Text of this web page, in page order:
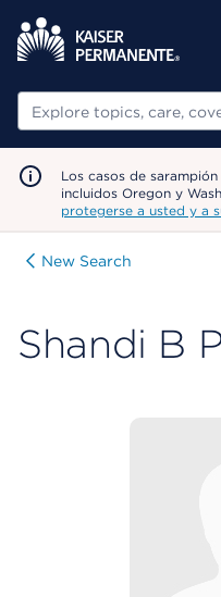
Buscar
Los casos de
incluidos Oregon y
protegerse a usted y a
New Search
Shandi B